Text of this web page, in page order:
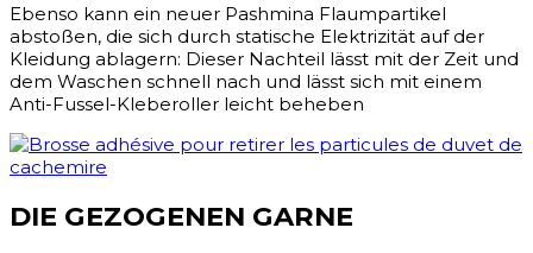
Ebenso kann ein neuer Pashmina Flaumpartikel
abstoßen, die sich durch statische Elektrizität auf der
Kleidung ablagern: Dieser Nachteil lässt mit der Zeit und
dem Waschen schnell nach und lässt sich mit einem
Anti-Fussel-Kleberoller leicht beheben
DIE GEZOGENEN GARNE